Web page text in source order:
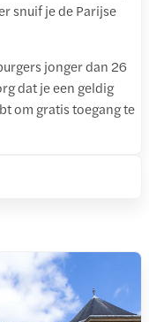
snuif je de Parijse
jonger dan 26
dat je een geldig
om gratis toegang te